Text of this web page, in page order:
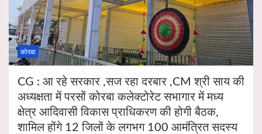
कोरबा
CG : आ रहे सरकार ,सज रहा दरबार ,CM श्री साय की
अध्यक्षता में परसों कोरबा कलेक्टोरेट सभागार में मध्य
क्षेत्र आदिवासी विकास प्राधिकरण की होगी बैठक,
शामिल होंगे 12 जिलों के लगभग 100 आमंत्रित सदस्य